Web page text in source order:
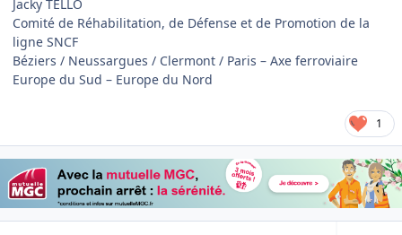
Jacky TELLO
Comité de Réhabilitation, de Défense et de Promotion de la
ligne SNCF
Béziers / Neussargues / Clermont / Paris – Axe ferroviaire
Europe du Sud – Europe du Nord
1